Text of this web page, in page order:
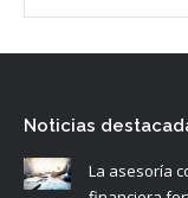
Noticias
La asesoría